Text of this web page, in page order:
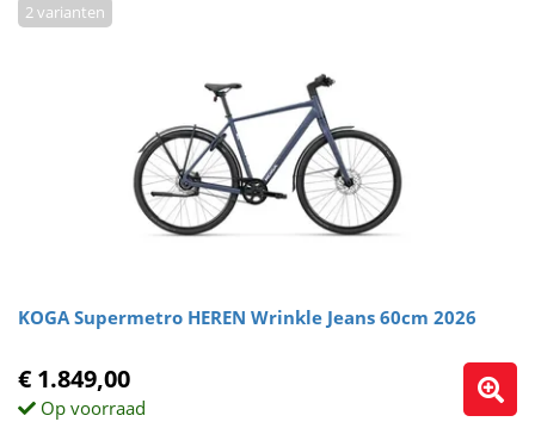
KOGA Supermetro HEREN Wrinkle Jeans 60cm 2026
2 varianten
€ 1.849,00
Op voorraad